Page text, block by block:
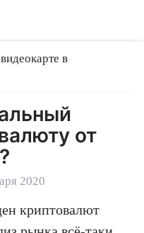
в
от
2020
криптовалют